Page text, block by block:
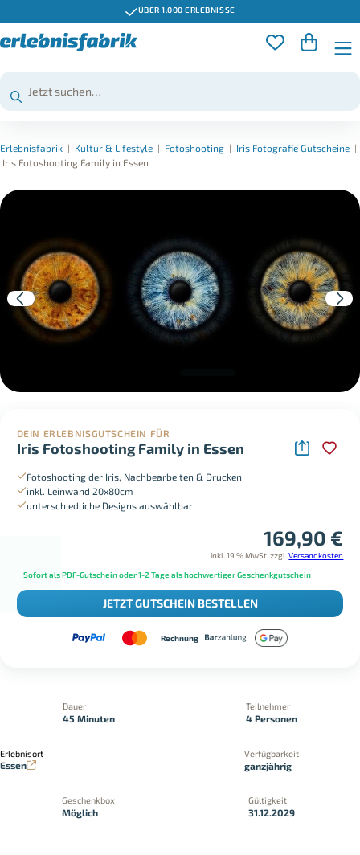
ÜBER 1.000 ERLEBNISSE
Erlebnisfabrik | Kultur & Lifestyle | Fotoshooting | Iris Fotografie Gutscheine |
Iris Fotoshooting Family in Essen
DEIN ERLEBNISGUTSCHEIN FÜR
Iris Fotoshooting Family in Essen
Fotoshooting der Iris, Nachbearbeiten & Drucken
inkl. Leinwand 20x80cm
unterschiedliche Designs auswählbar
169,90 €
inkl. 19 % MwSt. zzgl.Versandkosten
Sofort als PDF-Gutschein oder 1-2 Tage als hochwertiger Geschenkgutschein
JETZT GUTSCHEIN BESTELLEN
Rechnung
Dauer
45 Minuten
Teilnehmer
4 Personen
Erlebnisort
Essen
Verfügbarkeit
ganzjährig
Geschenkbox
Möglich
Gültigkeit
31.12.2029